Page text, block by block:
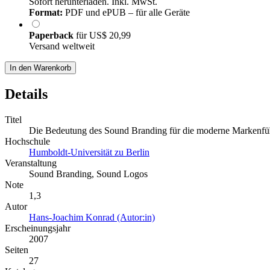
Format: PDF und ePUB – für alle Geräte
Paperback fürUS$ 20,99
Versand weltweit
In den Warenkorb
Details
Titel
Die Bedeutung des Sound Branding für die moderne
Hochschule
Humboldt-Universität zu Berlin
Veranstaltung
Sound Branding, Sound Logos
Note
1,3
Autor
Hans-Joachim Konrad (Autor:in)
Erscheinungsjahr
2007
Seiten
27